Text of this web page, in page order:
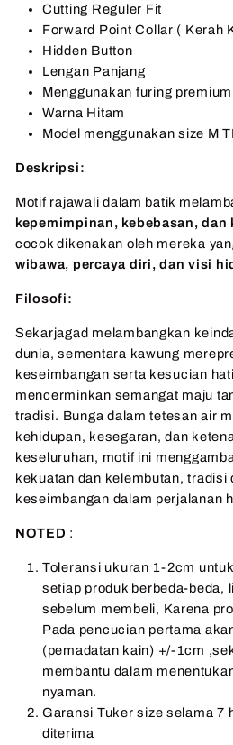
Cutting Reguler Fit
Forward Point Collar ( Kerah
Hidden Button
Lengan Panjang
Menggunakan furing premium
Warna Hitam
Model menggunakan size M
Deskripsi:
Motif rajawali dalam batik
kepemimpinan, kebebasan, dan
cocok dikenakan oleh mereka
wibawa, percaya diri, dan visi
Filosofi:
Sekarjagad melambangkan
dunia, sementara kawung
keseimbangan serta kesucian
mencerminkan semangat maju
tradisi. Bunga dalam tetesan air
kehidupan, kesegaran, dan
keseluruhan, motif ini
kekuatan dan kelembutan, tradisi
keseimbangan dalam perjalanan
NOTED :
Toleransi ukuran 1-2cm
setiap produk berbeda-beda,
sebelum membeli, Karena
Pada pencucian pertama
(pemadatan kain) +/-1cm
membantu dalam
nyaman.
Garansi Tuker size selama 7
diterima